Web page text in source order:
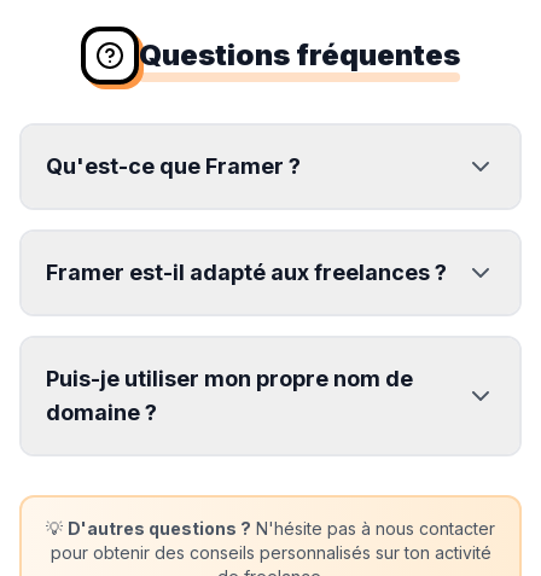
Questions fréquentes
Qu'est-ce que Framer ?
Framer est-il adapté aux freelances ?
Puis-je utiliser mon propre nom de
domaine ?
💡 D'autres questions ? N'hésite pas à nous contacter
pour obtenir des conseils personnalisés sur ton activité